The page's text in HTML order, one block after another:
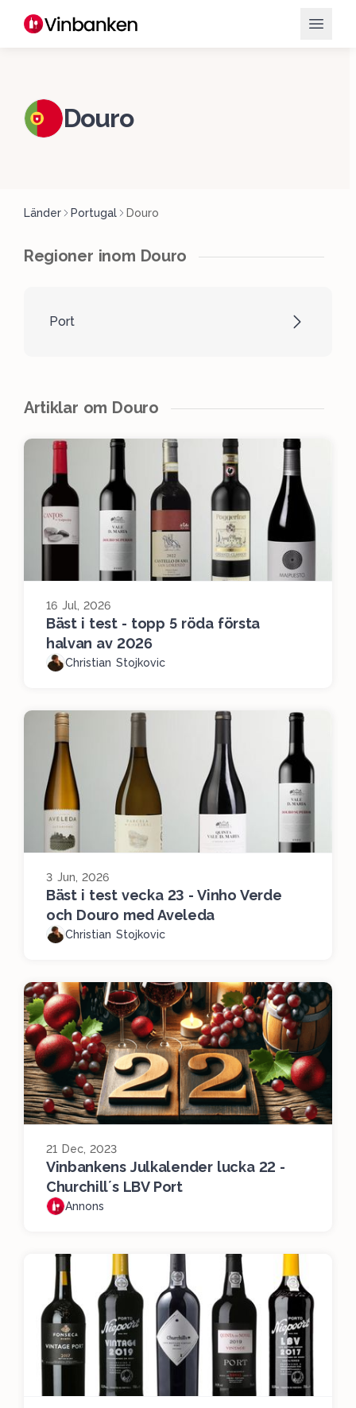
Douro
Länder Portugal Douro
Regioner inom Douro
Port
Artiklar om Douro
16 Jul, 2026
Bäst i test - topp 5 röda första
halvan av 2026
Christian Stojkovic
3 Jun, 2026
Bäst i test vecka 23 - Vinho Verde
och Douro med Aveleda
Christian Stojkovic
21 Dec, 2023
Vinbankens Julkalender lucka 22 -
Churchill´s LBV Port
Annons